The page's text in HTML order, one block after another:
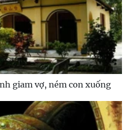
giam vợ, ném con xuống